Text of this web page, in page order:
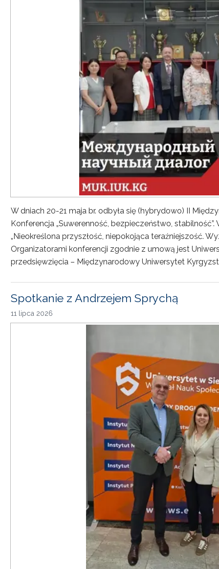
W dniach 20-21 maja br. odbyła się (hybrydowo) II
Konferencja „Suwerenność, bezpieczeństwo,
„Nieokreślona przyszłość, niepokojąca teraźniejszość.
Organizatorami konferencji zgodnie z umową jest
przedsięwzięcia – Międzynarodowy Uniwersytet
Spotkanie z Andrzejem Sprychą
11 lipca 2026